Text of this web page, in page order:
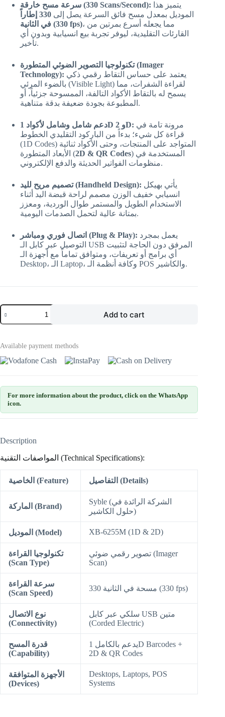
سرعة مسح خارقة (330 Scans/Second):
الموديل بمعدل مسح فائق السرعة يصل إلى
330 إطاراً
في الثانية (330 fps)، مما يجعله أسرع بمرتين من
القارئات التقليدية، ليوفر تجربة بيع انسيابية وبدون أي
تأخير.
تكنولوجيا التصوير الضوئي المتطورة (Imager
Technology):
بالضوء المرئي (Visible Light) لقراءة الشفرات، مما
يسمح له بالتقاط الأكواد التالفة، الممسوحة جزئياً، أو
المطبوعة بجودة ضعيفة بدقة متناهية.
دعم شامل وشامل لأكواد 1D و 2D:
قراءة كل شيء؛ بدءاً من الباركود التقليدي الخطوط
(1D Codes) المتواجد على المنتجات، وحتى الأكواد ثنائية
الأبعاد المتطورة ( 2D & QR Codes) المستخدمة في
منظومات الفواتير الحديثة والدفع الإلكتروني.
تصميم مريح لليد (Handheld Design):
انسيابي خفيف الوزن مصمم لراحة قبضة اليد أثناء
الاستخدام الطويل والمستمر طوال الوردية، ومعزز
بمتانة عالية لتحمل الصدمات اليومية.
اتصال فوري ومباشر (Plug & Play):
التوصيل عبر كابل الـ USB المرفق دون الحاجة لتثبيت
أي برامج أو تعريفات، ومتوافق تماماً مع أجهزة الـ
Desktop، الـ Laptop، وكافة أنظمة الـ POS والكاشير.
Add to cart
Available payment methods
For more information about the product, click on the WhatsApp
icon.
Description
المواصفات التقنية (Technical Specifications):
الخاصية (Feature) التفاصيل (Details)
الماركة (Brand)
Syble (الشركة الرائدة في
حلول الكاشير)
الموديل (Model) XB-6255M (1D & 2D)
تكنولوجيا القراءة
(Scan Type)
تصوير رقمي ضوئي (Imager
Scan)
سرعة القراءة
(Scan Speed)
330 مسحة في الثانية (330 fps)
نوع الاتصال
(Connectivity)
سلكي عبر كابل USB متين
(Corded Electric)
قدرة المسح
(Capability)
يدعم بالكامل 1D Barcodes +
2D & QR Codes
الأجهزة المتوافقة
(Devices)
Desktops, Laptops, POS
Systems